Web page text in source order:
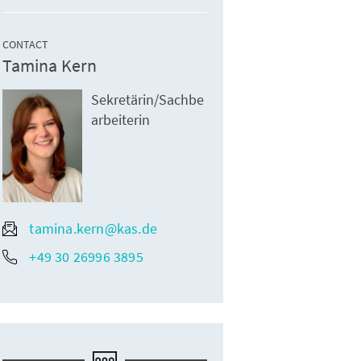
CONTACT
Tamina Kern
Sekretärin/Sachbe
arbeiterin
tamina.kern@kas.de
+49 30 26996 3895